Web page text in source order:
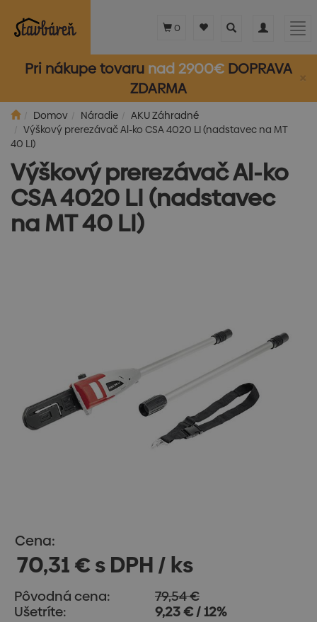
Pri nákupe tovaru nad 2900€ DOPRAVA
ZDARMA
Toggle
Toggle
0
Domov Náradie
AKU Záhradné
Výškový prerezávač Al-ko CSA 4020 LI (nadstavec na MT
40 LI)
Výškový prerezávač Al-ko
CSA 4020 LI (nadstavec
na MT 40 LI)
Cena:
70,31 € s DPH / ks
Pôvodná cena:
79,54 €
Ušetríte:
9,23 € / 12%